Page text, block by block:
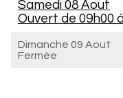
Samedi 08 Aout
Ouvert de 09h00
Dimanche 09 Aout
Fermée